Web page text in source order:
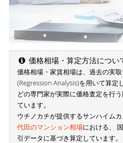
価格相場・算定方法につい
価格相場・家賃相場は、過去の実
(Regression Analysis)を用いて算定
どの専門家が実際に価格査定を行
ています。
ウチノカチが提供するサンハイム
代田のマンション相場における、
引データに基づき算定しています。